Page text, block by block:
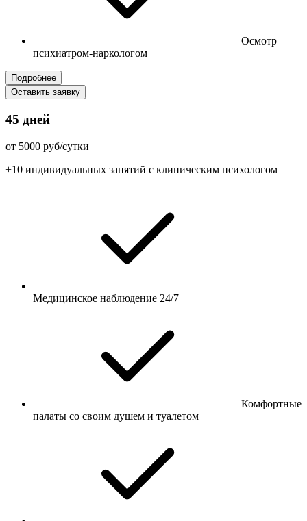
Осмотр
психиатром-наркологом
Подробнее
Оставить заявку
45 дней
от 5000 руб/сутки
+10 индивидуальных занятий с клиническим психологом
Медицинское наблюдение 24/7
Комфортные
палаты со своим душем и туалетом